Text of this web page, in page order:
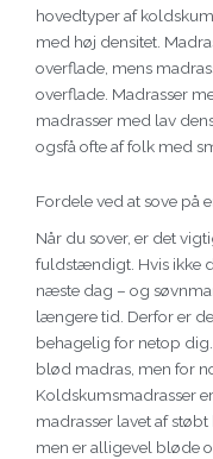
hovedtyper af
med høj densitet.
overflade, mens
overflade. Madrasser
madrasser med lav
ogsfå ofte af folk med
Fordele ved at sove på
Når du sover, er det
fuldstændigt. Hvis ikke
næste dag – og
længere tid. Derfor er
behagelig for netop
blød madras, men for
Koldskumsmadrasser
madrasser lavet af
men er alligevel bløde